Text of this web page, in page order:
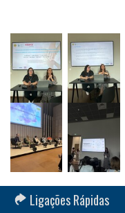
Ligações Rápidas